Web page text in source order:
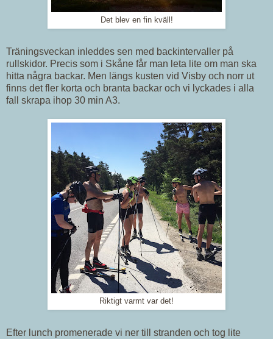
Det blev en fin kväll!
Träningsveckan inleddes sen med backintervaller på
rullskidor. Precis som i Skåne får man leta lite om man ska
hitta några backar. Men längs kusten vid Visby och norr ut
finns det fler korta och branta backar och vi lyckades i alla
fall skrapa ihop 30 min A3.
Riktigt varmt var det!
Efter lunch promenerade vi ner till stranden och tog lite